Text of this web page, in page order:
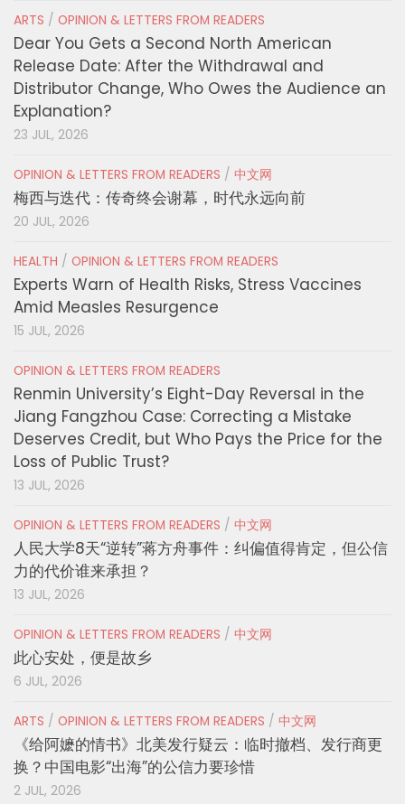
ARTS / OPINION & LETTERS FROM READERS
Dear You Gets a Second North American
Release Date: After the Withdrawal and
Distributor Change, Who Owes the Audience an
Explanation?
23 JUL, 2026
OPINION & LETTERS FROM READERS / 中文网
梅西与迭代：传奇终会谢幕，时代永远向前
20 JUL, 2026
HEALTH / OPINION & LETTERS FROM READERS
Experts Warn of Health Risks, Stress Vaccines
Amid Measles Resurgence
15 JUL, 2026
OPINION & LETTERS FROM READERS
Renmin University’s Eight-Day Reversal in the
Jiang Fangzhou Case: Correcting a Mistake
Deserves Credit, but Who Pays the Price for the
Loss of Public Trust?
13 JUL, 2026
OPINION & LETTERS FROM READERS / 中文网
人民大学8天“逆转”蒋方舟事件：纠偏值得肯定，但公信
力的代价谁来承担？
13 JUL, 2026
OPINION & LETTERS FROM READERS / 中文网
此心安处，便是故乡
6 JUL, 2026
ARTS / OPINION & LETTERS FROM READERS / 中文网
《给阿嬷的情书》北美发行疑云：临时撤档、发行商更
换？中国电影“出海”的公信力要珍惜
2 JUL, 2026